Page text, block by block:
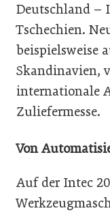
Deutschland –
Tschechien.
beispielsweise
Skandinavien,
internationale
Zuliefermesse.
Von
Auf der Intec